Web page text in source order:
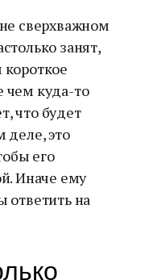
сверхважном
занят,
чем куда-то
что будет
деле, это
его
Иначе ему
ответить на